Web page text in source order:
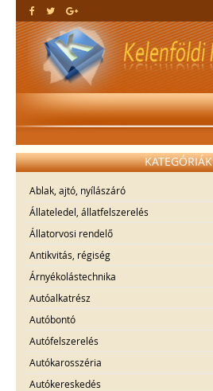
KATEGÓRIÁK
Ablak, ajtó, nyílászáró
Állateledel, állatfelszerelés
Állatorvosi rendelő
Antikvitás, régiség
Árnyékolástechnika
Autóalkatrész
Autóbontó
Autófelszerelés
Autókarosszéria
Autókereskedés